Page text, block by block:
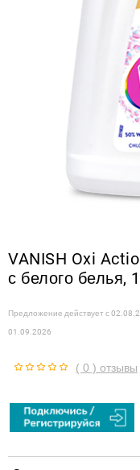
VANISH Oxi
с белого белья,
Предложение действует с
01.09.2026
( 0 ) отзывы